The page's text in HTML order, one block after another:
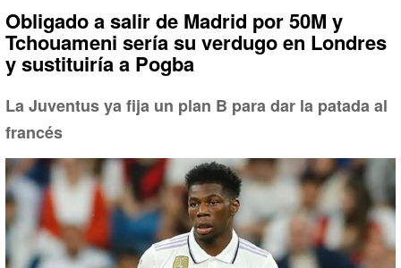
Obligado a salir de Madrid por 50M y
Tchouameni sería su verdugo en Londres
y sustituiría a Pogba
La Juventus ya fija un plan B para dar la patada al
francés